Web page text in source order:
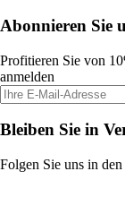
Abonnieren Sie
Profitieren Sie von
anmelden
Bleiben Sie in
Folgen Sie uns in